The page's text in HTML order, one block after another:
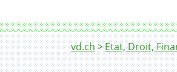
Fil d'Ariane
vd.ch Etat, Droit,
Communes